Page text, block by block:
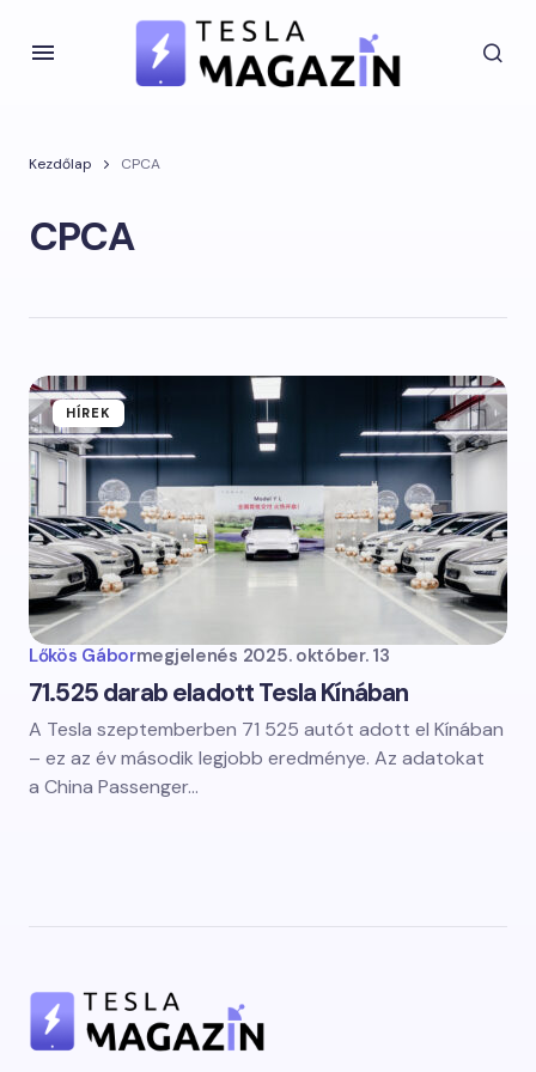
Kezdőlap CPCA
CPCA
HÍREK
Lőkös Gábormegjelenés 2025. október. 13
71.525 darab eladott Tesla Kínában
A Tesla szeptemberben 71 525 autót adott el Kínában
– ez az év második legjobb eredménye. Az adatokat
a China Passenger…